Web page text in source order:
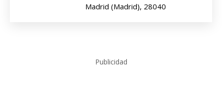
Madrid (Madrid), 28040
Publicidad